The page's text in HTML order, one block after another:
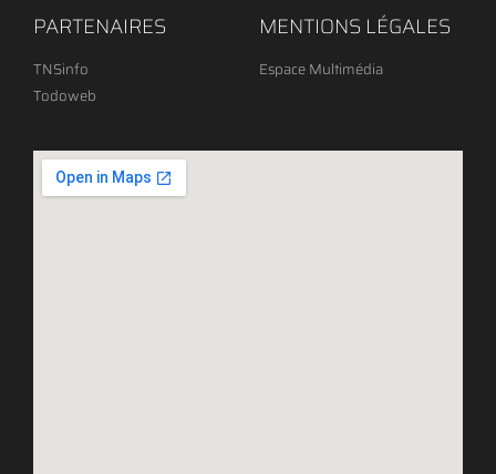
PARTENAIRES
TNSinfo
Todoweb
MENTIONS LÉGALES
Espace Multimédia